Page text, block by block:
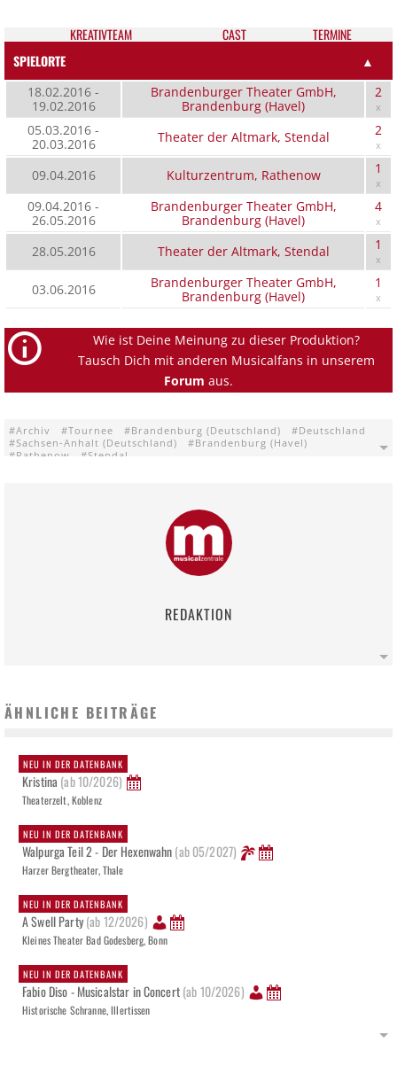
KREATIV­TEAM CAST
TER­MI­NE
SPIELORTE
▲
18.02.2016 -
19.02.2016
Brandenburger Theater GmbH,
Brandenburg (Havel)
2
x
05.03.2016 -
20.03.2016
Theater der Altmark, Stendal 2
x
09.04.2016 Kulturzentrum, Rathenow 1
x
09.04.2016 -
26.05.2016
Brandenburger Theater GmbH,
Brandenburg (Havel)
4
x
28.05.2016 Theater der Altmark, Stendal 1
x
03.06.2016
Brandenburger Theater GmbH,
Brandenburg (Havel)
1
x
Wie ist Deine Meinung zu dieser Produktion?
Tausch Dich mit anderen Musicalfans in unserem
Forum aus.
Archiv Tournee Brandenburg (Deutschland)
Deutschland
Sachsen-Anhalt (Deutschland)
Brandenburg (Havel)
Rathenow
Stendal
REDAKTION
ÄHNLICHE BEITRÄGE
NEU IN DER DATENBANK
Kristina (ab 10/2026)
Theaterzelt, Koblenz
NEU IN DER DATENBANK
Walpurga Teil 2 - Der Hexenwahn(ab 05/2027)
Harzer Bergtheater, Thale
NEU IN DER DATENBANK
A Swell Party(ab 12/2026)
Kleines Theater Bad Godesberg, Bonn
NEU IN DER DATENBANK
Fabio Diso - Musicalstar in Concert(ab 10/2026)
Historische Schranne, Illertissen